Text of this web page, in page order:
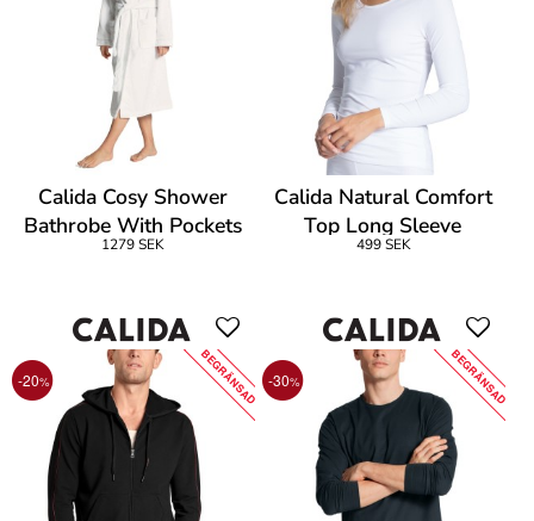
Calida Cosy Shower
Bathrobe With Pockets
1279 SEK
Calida Natural Comfort
Top Long Sleeve
499 SEK
-20% BEGRÄNSAD-30% BEGRÄNSAD